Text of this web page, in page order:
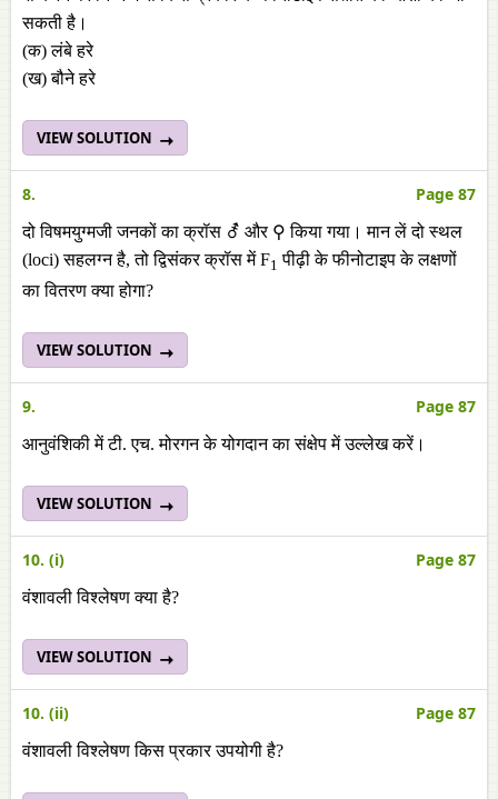
सकती है।
(क) लंबे हरे
(ख) बौने हरे
VIEW SOLUTION
8. Page 87
दो विषमयुग्मजी जनकों का क्रॉस ⚦ और ⚲ किया गया। मान लें दो स्थल
(loci) सहलग्न है, तो द्विसंकर क्रॉस में F1 पीढ़ी के फीनोटाइप के लक्षणों
का वितरण क्या होगा?
VIEW SOLUTION
9. Page 87
आनुवंशिकी में टी. एच. मोरगन के योगदान का संक्षेप में उल्लेख करें।
VIEW SOLUTION
10. (i) Page 87
वंशावली विश्लेषण क्या है?
VIEW SOLUTION
10. (ii) Page 87
वंशावली विश्लेषण किस प्रकार उपयोगी है?